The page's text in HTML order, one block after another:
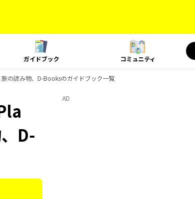
ガイドブック コミュニティ
の読み物、D-Booksのガイドブック一覧
D-
AD